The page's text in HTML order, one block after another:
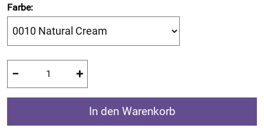
Farbe:
− +
In den Warenkorb